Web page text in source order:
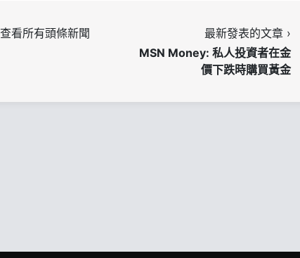
查看所有頭條新聞
最新發表的文章 ›
MSN Money: 私人投資者在金
價下跌時購買黃金